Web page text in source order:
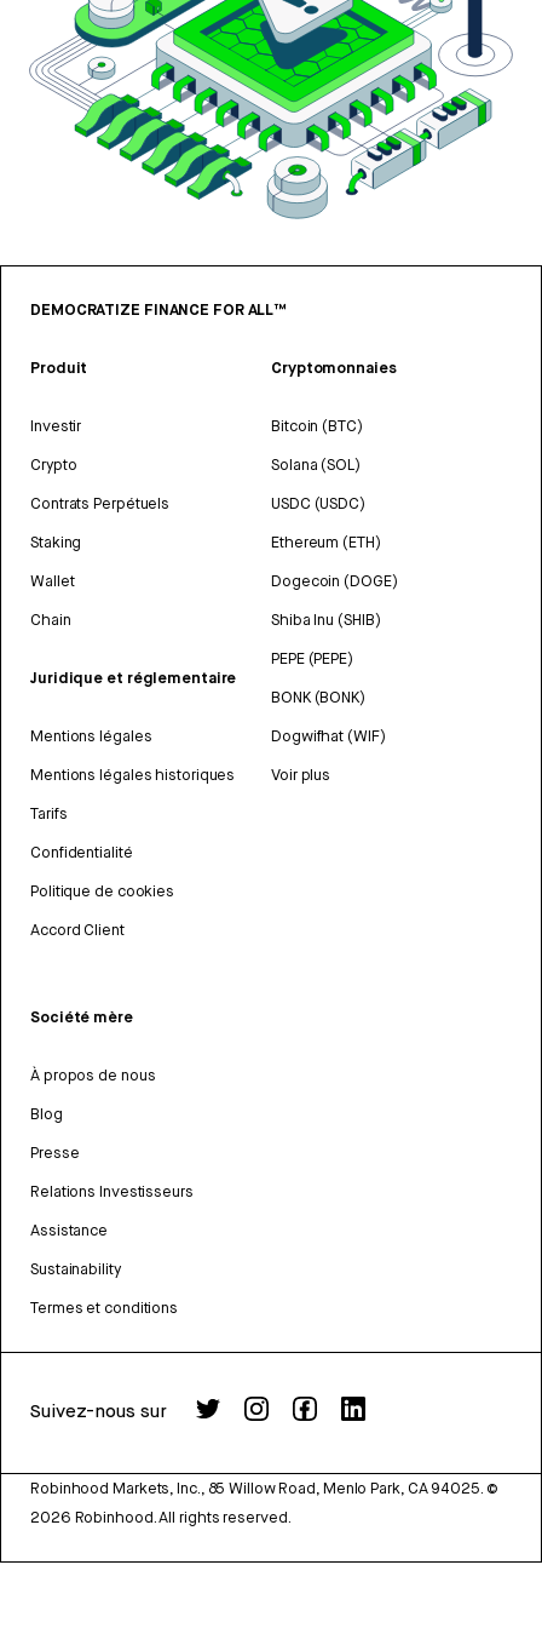
DEMOCRATIZE FINANCE FOR ALL™
Produit
Investir
Crypto
Contrats Perpétuels
Staking
Wallet
Chain
Juridique et réglementaire
Mentions légales
Mentions légales historiques
Tarifs
Confidentialité
Politique de cookies
Accord Client
Cryptomonnaies
Bitcoin (BTC)
Solana (SOL)
USDC (USDC)
Ethereum (ETH)
Dogecoin (DOGE)
Shiba Inu (SHIB)
PEPE (PEPE)
BONK (BONK)
Dogwifhat (WIF)
Voir plus
Société mère
À propos de nous
Blog
Presse
Relations Investisseurs
Assistance
Sustainability
Termes et conditions
Suivez-nous sur
Robinhood Markets, Inc., 85 Willow Road, Menlo Park, CA 94025. ©
2026 Robinhood. All rights reserved.